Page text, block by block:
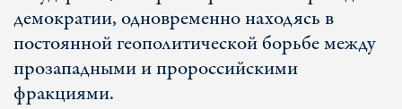
демократии, одновременно находясь в
постоянной геополитической борьбе между
прозападными и пророссийскими
фракциями.